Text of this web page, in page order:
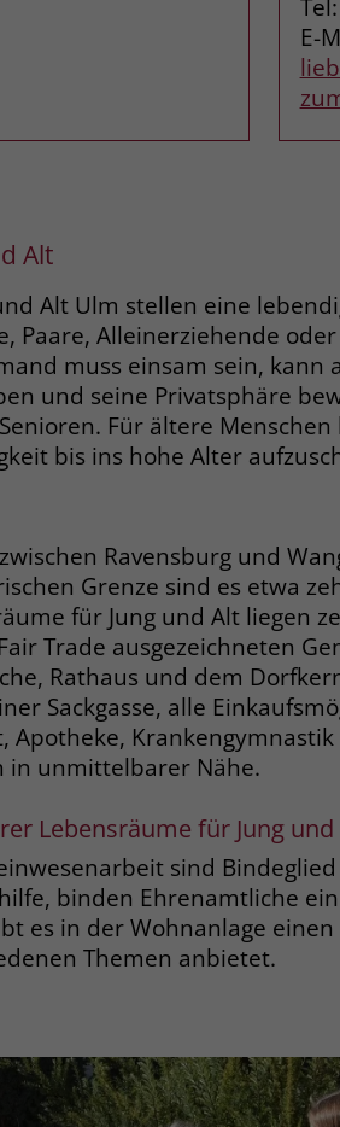
E-
Alt
Alt Ulm stellen eine
Paare, Alleinerziehende
muss einsam sein,
und seine Privatsphäre
Für ältere
bis ins hohe Alter
Ravensburg und
Grenze sind es etwa
für Jung und Alt liegen
Trade ausgezeichneten
Rathaus und dem
Sackgasse, alle
Apotheke,
in unmittelbarer Nähe.
Lebensräume für Jung und
sind
binden Ehrenamtliche
es in der Wohnanlage
Themen anbietet.
stiftung-liebenau.de
Laufzeit Session
Name cookie_optin
Anbieter www.stiftung-
Laufzeit 1 Monat
Zweck
Behält die Zustimmung
Name __cf_bm
Anbieter .fonts.net
Laufzeit 30 Minuten
Zweck
This cookie, set by
support Cloudflare Bot
Anbieter jobs.stiftung-
Laufzeit Session
Behält die Zustände
dass Aktionen, die bei
derselben Website
derselben
Zweck
Microsoft Clarity setzt
Seitenaufrufe eines
und in einer einzigen
zusammenzufassen.
Anbieter Google Ads
Laufzeit 90 Tage
Zweck Enthält eine
Name _gcl_aw
Anbieter Google Ads
Laufzeit 90 Tage
Dieses Cookie wird
über einen Klick auf
Werbeanzeige auf die
enthält Informationen
werden können.